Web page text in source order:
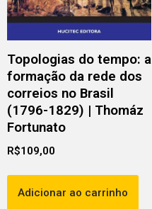
Topologias do tempo: a
formação da rede dos
correios no Brasil
(1796-1829) | Thomáz
Fortunato
R$109,00
Adicionar ao carrinho